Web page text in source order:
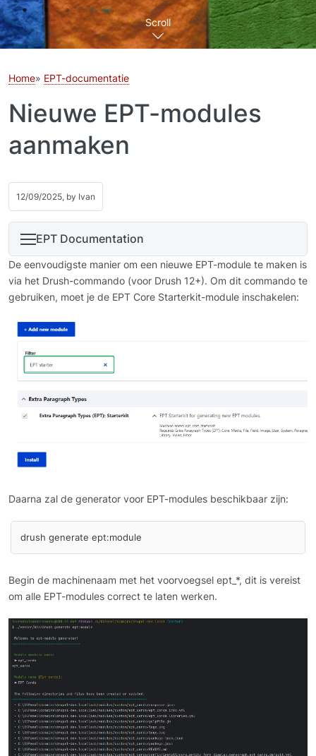
Scroll
Home EPT-documentatie
Nieuwe EPT-modules
aanmaken
12/09/2025, by Ivan
EPT Documentation
De eenvoudigste manier om een nieuwe EPT-module te maken is
via het Drush-commando (voor Drush 12+). Om dit commando te
gebruiken, moet je de EPT Core Starterkit-module inschakelen:
Daarna zal de generator voor EPT-modules beschikbaar zijn:
drush generate ept:module
Begin de machinenaam met het voorvoegsel ept_*, dit is vereist
om alle EPT-modules correct te laten werken.